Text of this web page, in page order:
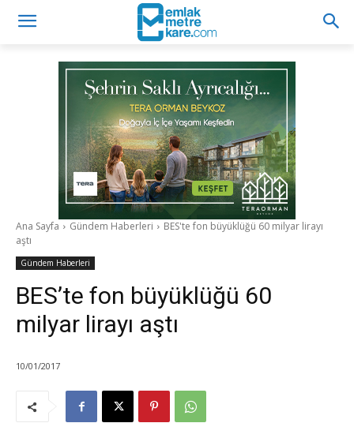
Ana Sayfa Gündem Haberleri
BES'te fon büyüklüğü 60 milyar lirayı
aştı
Gündem Haberleri
BES’te fon büyüklüğü 60
milyar lirayı aştı
10/01/2017